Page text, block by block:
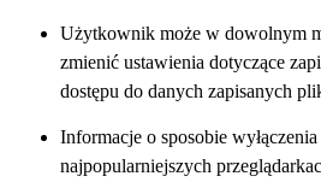
Użytkownik może w dowolnym
zmienić ustawienia dotyczące
dostępu do danych zapisanych
Informacje o sposobie
najpopularniejszych